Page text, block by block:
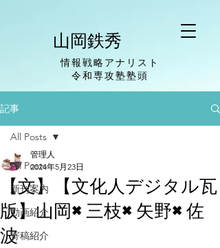
山岡鉄秀
情報戦略アナリスト
​令和専攻塾塾頭
記事
All Posts
新刊案内
動画紹介
寄稿紹介
All Posts
【文】【文化人デジタル瓦
版】山岡×三枝×矢野×佐
波
管理人
2024年5月23日